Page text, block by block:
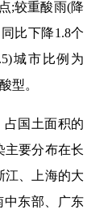
;较重酸雨(降
比下降1.8个
城市比例为
型。
占国土面积的
主要分布在长
江、上海的大
中东部、广东